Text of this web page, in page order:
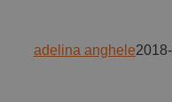
adelina anghele